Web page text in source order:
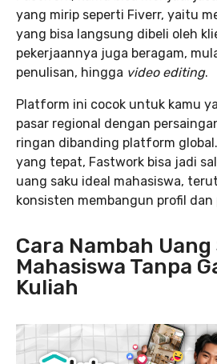
yang mirip seperti Fiverr, yaitu
yang bisa langsung dibeli oleh
pekerjaannya juga beragam,
penulisan, hingga video editing.
Platform ini cocok untuk kamu
pasar regional dengan
ringan dibanding platform
yang tepat, Fastwork bisa jadi
uang saku ideal mahasiswa,
konsisten membangun profil
Cara Nambah Uang
Mahasiswa Tanpa
Kuliah